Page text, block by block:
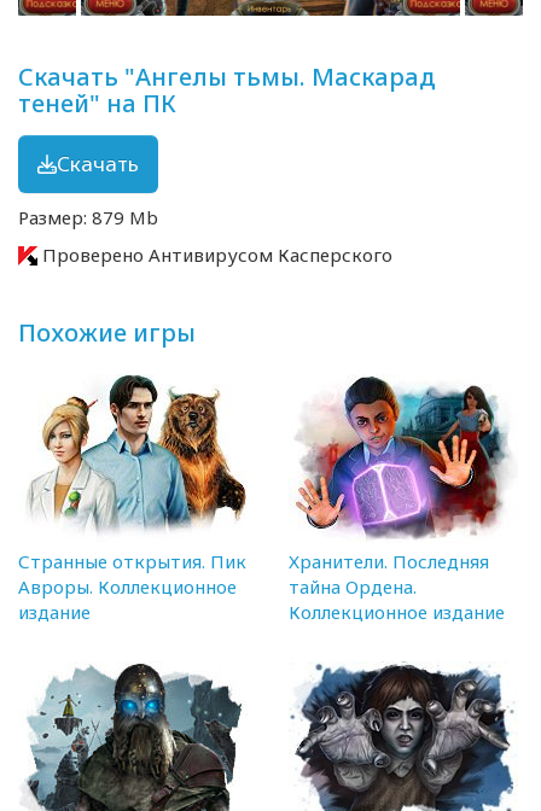
Скачать "Ангелы тьмы. Маскарад
теней" на ПК
Скачать
Размер: 879 Mb
Проверено Антивирусом Касперского
Похожие игры
Странные открытия. Пик
Авроры. Коллекционное
издание
Хранители. Последняя
тайна Ордена.
Коллекционное издание